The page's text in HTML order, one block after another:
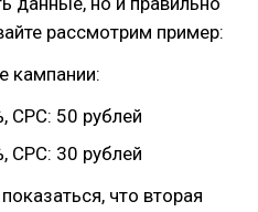
рассмотрим пример:
кампании:
CPC: 50 рублей
CPC: 30 рублей
что вторая